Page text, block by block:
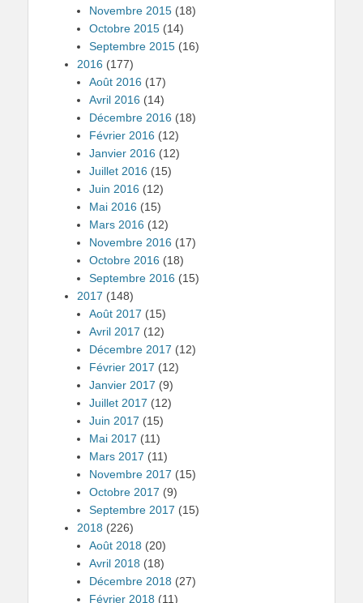
Novembre 2015 (18)
Octobre 2015 (14)
Septembre 2015 (16)
2016 (177)
Août 2016 (17)
Avril 2016 (14)
Décembre 2016 (18)
Février 2016 (12)
Janvier 2016 (12)
Juillet 2016 (15)
Juin 2016 (12)
Mai 2016 (15)
Mars 2016 (12)
Novembre 2016 (17)
Octobre 2016 (18)
Septembre 2016 (15)
2017 (148)
Août 2017 (15)
Avril 2017 (12)
Décembre 2017 (12)
Février 2017 (12)
Janvier 2017 (9)
Juillet 2017 (12)
Juin 2017 (15)
Mai 2017 (11)
Mars 2017 (11)
Novembre 2017 (15)
Octobre 2017 (9)
Septembre 2017 (15)
2018 (226)
Août 2018 (20)
Avril 2018 (18)
Décembre 2018 (27)
Février 2018 (11)